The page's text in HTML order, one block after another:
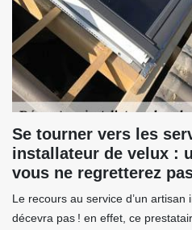
Se tourner vers les
installateur de velux :
vous ne regretterez
Le recours au service d’un
décevra pas ! en effet, ce